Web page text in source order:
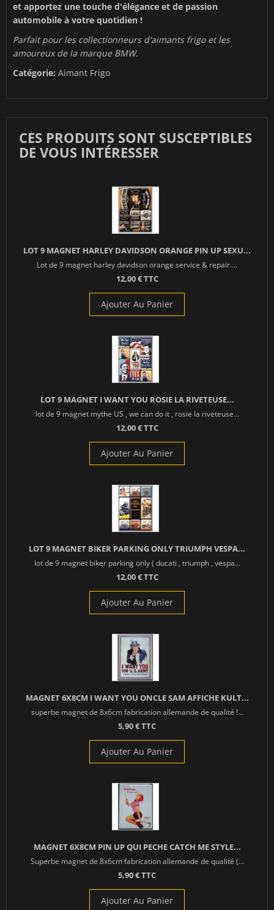
et apportez une touche d'élégance et de passion
automobile à votre quotidien !
Parfait pour les collectionneurs d'aimants frigo et les
amoureux de la marque BMW.
Catégorie: Aimant Frigo
CES PRODUITS SONT SUSCEPTIBLES
DE VOUS INTÉRESSER
LOT 9 MAGNET HARLEY DAVIDSON ORANGE PIN UP SEXU...
Lot de 9 magnet harley davidson orange service & repair....
12,00 € TTC
Ajouter Au Panier
LOT 9 MAGNET I WANT YOU ROSIE LA RIVETEUSE...
lot de 9 magnet mythe US , we can do it , rosie la riveteuse...
12,00 € TTC
Ajouter Au Panier
LOT 9 MAGNET BIKER PARKING ONLY TRIUMPH VESPA...
lot de 9 magnet biker parking only ( ducati , triumph , vespa...
12,00 € TTC
Ajouter Au Panier
MAGNET 6X8CM I WANT YOU ONCLE SAM AFFICHE KULT...
superbe magnet de 8x6cm fabrication allemande de qualité !...
5,90 € TTC
Ajouter Au Panier
MAGNET 6X8CM PIN UP QUI PECHE CATCH ME STYLE...
Superbe magnet de 8x6cm fabrication allemande de qualité (...
5,90 € TTC
Ajouter Au Panier